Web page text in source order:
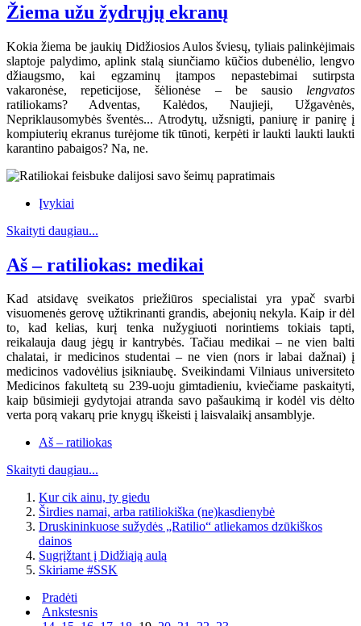
Žiema užu žydrųjų ekranų
Kokia žiema be jaukių Didžiosios Aulos šviesų, tyliais palinkėjimais
slaptoje palydimo, aplink stalą siunčiamo kūčios dubenėlio, lengvo
džiaugsmo, kai egzaminų įtampos nepastebimai sutirpsta
vakaronėse, repeticijose, šėlionėse – be sausio lengvatos
ratiliokams? Adventas, Kalėdos, Naujieji, Užgavėnės,
Nepriklausomybės šventės... Atrodytų, užsnigti, paniurę ir panirę į
kompiuterių ekranus turėjome tik tūnoti, kerpėti ir laukti laukti laukti
karantino pabaigos? Na, ne.
Įvykiai
Skaityti daugiau...
Aš – ratiliokas: medikai
Kad atsidavę sveikatos priežiūros specialistai yra ypač svarbi
visuomenės gerovę užtikrinanti grandis, abejonių nekyla. Kaip ir dėl
to, kad kelias, kurį tenka nužygiuoti norintiems tokiais tapti,
reikalauja daug jėgų ir kantrybės. Tačiau medikai – ne vien balti
chalatai, ir medicinos studentai – ne vien (nors ir labai dažnai) į
medicinos vadovėlius įsikniaubę. Sveikindami Vilniaus universiteto
Medicinos fakultetą su 239-uoju gimtadieniu, kviečiame paskaityti,
kaip būsimieji gydytojai atranda savo pašaukimą ir kodėl vis dėlto
verta porą vakarų prie knygų iškeisti į laisvalaikį ansamblyje.
Aš – ratiliokas
Skaityti daugiau...
Kur cik ainu, ty giedu
Širdies namai, arba ratiliokiška (ne)kasdienybė
Druskininkuose sužydės „Ratilio“ atliekamos dzūkiškos
dainos
Sugrįžtant į Didžiąją aulą
Skiriame #SSK
Pradėti
Ankstesnis